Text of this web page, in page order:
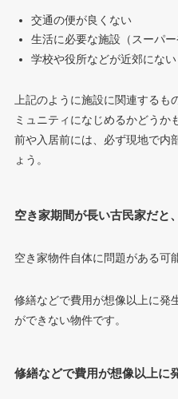
交通の便が良くない
生活に必要な施設（スーパ
学校や役所などが近郊にない
上記のように施設に関連する
ミュニティになじめるかどうか
前や入居前には、必ず現地で内
ょう。
空き家期間が長い古民家だと
空き家物件自体に問題がある可
修繕などで費用が想像以上に発
ができない物件です。
修繕などで費用が想像以上に